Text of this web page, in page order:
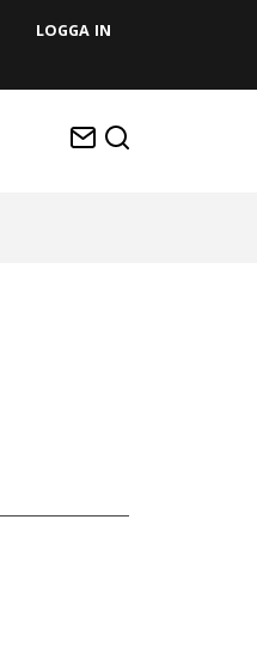
LOGGA IN